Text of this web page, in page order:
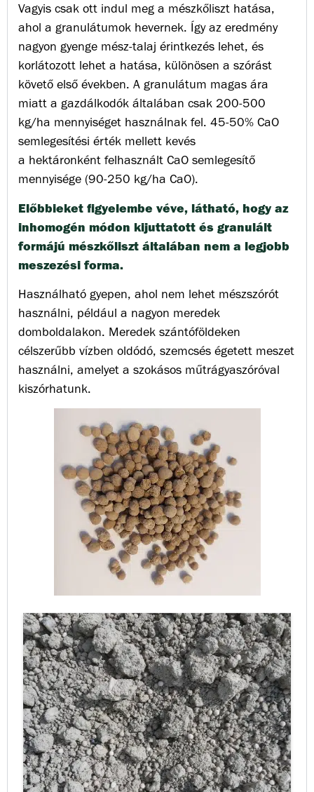
Vagyis csak ott indul meg a mészkőliszt hatása,
ahol a granulátumok hevernek. Így az eredmény
nagyon gyenge mész-talaj érintkezés lehet, és
korlátozott lehet a hatása, különösen a szórást
követő első években. A granulátum magas ára
miatt a gazdálkodók általában csak 200-500
kg/ha mennyiséget használnak fel. 45-50% CaO
semlegesítési érték mellett kevés
a hektáronként felhasznált CaO semlegesítő
mennyisége (90-250 kg/ha CaO).
Előbbieket figyelembe véve, látható, hogy az
inhomogén módon kijuttatott és granulált
formájú mészkőliszt általában nem a legjobb
meszezési forma.
Használható gyepen, ahol nem lehet mészszórót
használni, például a nagyon meredek
domboldalakon. Meredek szántóföldeken
célszerűbb vízben oldódó, szemcsés égetett meszet
használni, amelyet a szokásos műtrágyaszóróval
kiszórhatunk.